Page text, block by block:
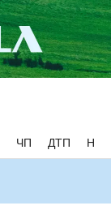
ЧП ДТП